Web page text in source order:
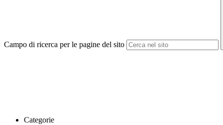
Campo di ricerca per le pagine del sito
Categorie